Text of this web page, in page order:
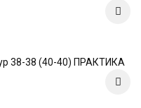
38-38 (40-40) ПРАКТИКА